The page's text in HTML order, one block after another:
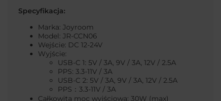
Specyfikacja:
Marka: Joyroom
Model: JR-CCN06
Wejście: DC 12-24V
Wyjście:
USB-C 1: 5V / 3A, 9V / 3A, 12V / 2.5A
PPS: 3.3-11V / 3A
USB-C 2: 5V / 3A, 9V / 3A, 12V / 2.5A
PPS：3.3-11V / 3A
Całkowita moc wyjściowa: 30W (max)